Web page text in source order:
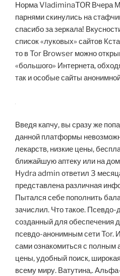
Норма VladiminaTOR Вчера
парнями скинулись на
спасибо за зеркала!
список «луковых» сайтов
то в Tor Browser можно
«большого» Интернета,
так и особые сайты
Введя капчу, вы сразу же
данной платформы
лекарств, низкие цены,
ближайшую аптеку или на
Hydra admin ответил 3
представлена различная
Пытался себе пополнить
зачислил. Что такое. Псевдо-
созданный для обеспечения
псевдо-анонимным сети Tor.
сами ознакомиться с полным
цены, удобный поиск,
всему миру. Ватутина,.